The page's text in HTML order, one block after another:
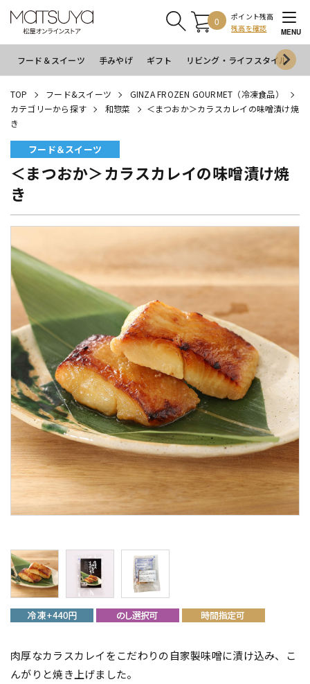
0
ポイント残高
残高を確認
MENU
フード＆スイーツ 手みやげ ギフト リビング・ライフスタイル
TOP フード&スイーツ
GINZA FROZEN GOURMET（冷凍食品）
カテゴリーから探す
和惣菜
＜まつおか＞カラスカレイの味噌漬け焼
き
フード＆スイーツ
＜まつおか＞カラスカレイの味噌漬け焼
き
肉厚なカラスカレイをこだわりの自家製味噌に漬け込み、こ
んがりと焼き上げました。